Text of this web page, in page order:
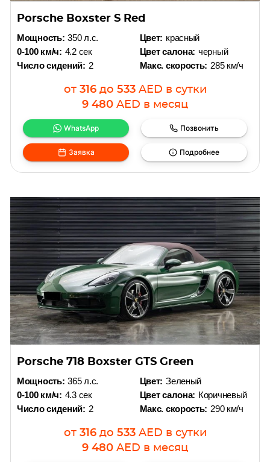
Porsche Boxster S Red
Мощность: 350 л.с.
0-100 км/ч: 4.2 сек
Число сидений: 2
Цвет: красный
Цвет салона: черный
Макс. скорость: 285 км/ч
от 316 до 533 AED в сутки
9 480 AED в месяц
WhatsApp Позвонить
Заявка Подробнее
Porsche 718 Boxster GTS Green
Мощность: 365 л.с.
0-100 км/ч: 4.3 сек
Число сидений: 2
Цвет: Зеленый
Цвет салона: Коричневый
Макс. скорость: 290 км/ч
от 316 до 533 AED в сутки
9 480 AED в месяц